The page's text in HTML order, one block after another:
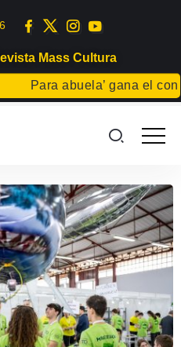
Mass Cultura
Para abuela’ gana el